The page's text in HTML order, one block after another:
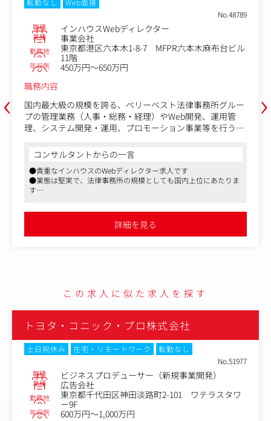
‹
No.48789
職種 インハウスWebディレクター
業種 事業会社
勤務地
東京都港区六本木1-8-7 MFPR六本木麻布台ビル
11階
年収例
450万円～650万円
職務内容
国内最大級の規模を誇る、ベリーベスト法律事務所グルー
プの管理業務（人事・総務・経理）やWeb開発、運用管
理、システム開発・運用、プロモーション事業等を行う同
客さまの集客を目的としたWebサイトの企画、制作、改善
をお任せします。
■具体的な業務内容：
希望や適性に応じて担当業務を決定します！これまでの経
ベリーベスト法律事務所で取り扱う分野サイト（交通事
故、離婚、刑事弁護、労働問題、企業法務など）の運用を
Webサイトの新規制作の際は、要件定義や情報設計からお
任せします。
・ベリーベスト法律事務所で取り扱う分野サイト（交通事
故、離婚、刑事弁護、労働問題、企業法務など）に関する
課題抽出・企画改善・運用
・KGI・KPIの設計や達成に向けたサイト改善
・コンテンツ制作やSEO対策に関する企画立案
・新規サイト制作に関わる要件定義や情報設計、構成案作
成
※弁護士・パラリーガルとのやり取りや各種分析を通じ
て、サイトの課題抽出や企画、集客強化のための改善など
コンサルタントからの一言
●貴重なインハウスのWebディレクター求人です
●業態は堅実で、法律事務所の規模としても国内上位にあたりま
す
●ご経験を活かして落ち着いた働き方をしたいという方はぜひご
詳細を見る
›
この求人に似た求人を探す
トヨタ・コニック・プロ株式会社
土日祝休み 在宅・リモートワーク
転勤なし
No.51977
職種 ビジネスプロデューサー（新規事業開発）
業種 広告会社
勤務地
東京都千代田区神田淡路町2-101 ワテラスタワ
ー9F
年収例
600万円～1,000万円